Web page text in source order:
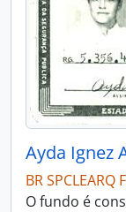
Ayda Ignez
BR SPCLEARQ
O fundo é